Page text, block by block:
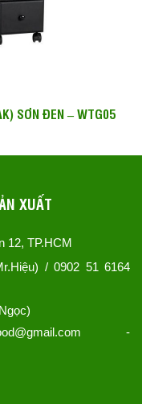
SƠN ĐEN – WTG05
XUẤT
12, TP.HCM
/ 0902 51 6164
-